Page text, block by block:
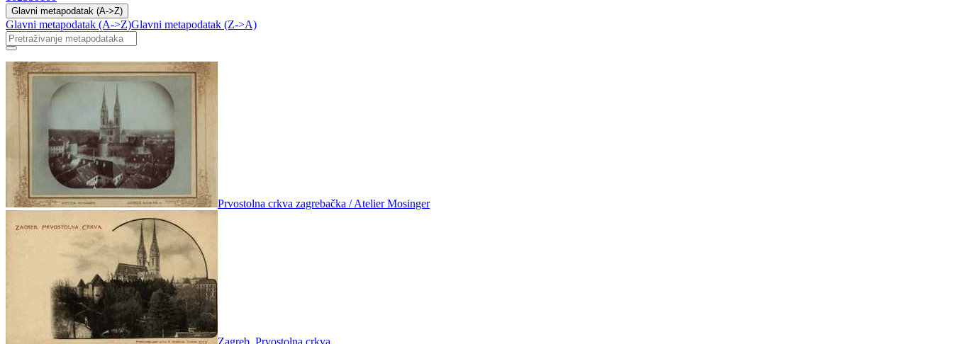
Glavni metapodatak (A->Z)
Glavni metapodatak (A->Z)Glavni metapodatak (Z->A)
Prvostolna crkva zagrebačka / Atelier Mosinger
Zagreb, Prvostolna crkva